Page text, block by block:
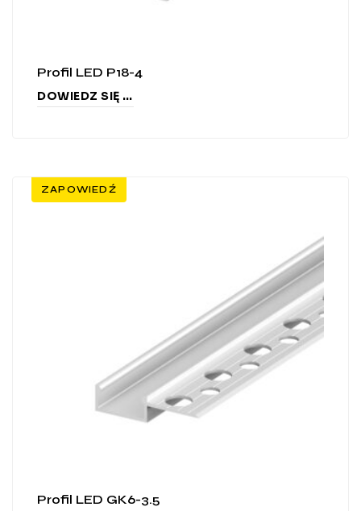
Profil LED P18-4
DOWIEDZ SIĘ WIĘCEJ
ZAPOWIEDŹ
Profil LED GK6-3.5